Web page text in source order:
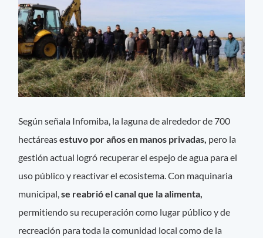
Según señala Infomiba, la laguna de alrededor de 700
hectáreasestuvo por años en manos privadas, pero la
gestión actual logró recuperar el espejo de agua para el
uso público y reactivar el ecosistema. Con maquinaria
municipal, se reabrió el canal que la alimenta,
permitiendo su recuperación como lugar público y de
recreación para toda la comunidad local como de la